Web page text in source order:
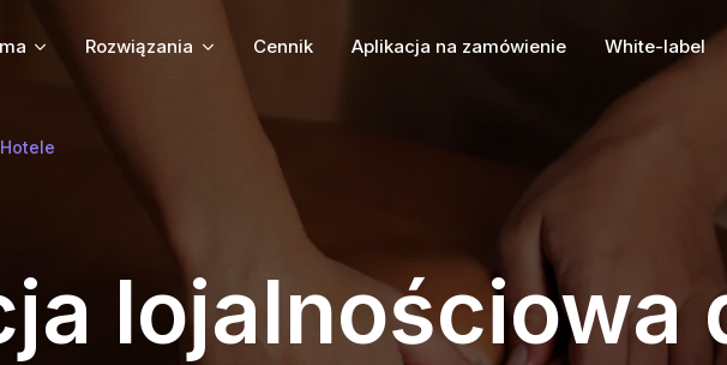
Rozwiązania Cennik Aplikacja na zamówienie White-label
lojalnościowa